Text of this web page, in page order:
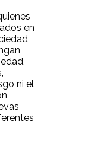
en
ni el